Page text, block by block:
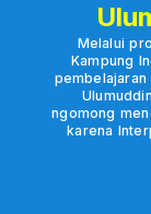
Melalui
Kampung
ngomong
karena